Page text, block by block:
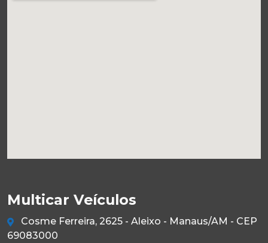
Multicar Veículos
Cosme Ferreira, 2625 - Aleixo - Manaus/AM - CEP
69083000